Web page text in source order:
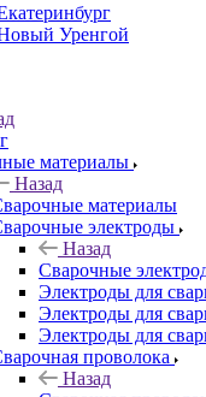
Уренгой
материалы
Назад
материалы
электроды
Назад
Сварочные
Электроды для
Электроды для
Электроды для
проволока
Назад